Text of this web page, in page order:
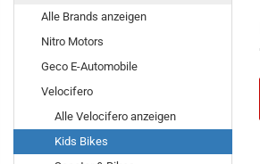
Alle Brands anzeigen
Nitro Motors
Geco E-Automobile
Velocifero
Alle Velocifero anzeigen
Kids Bikes